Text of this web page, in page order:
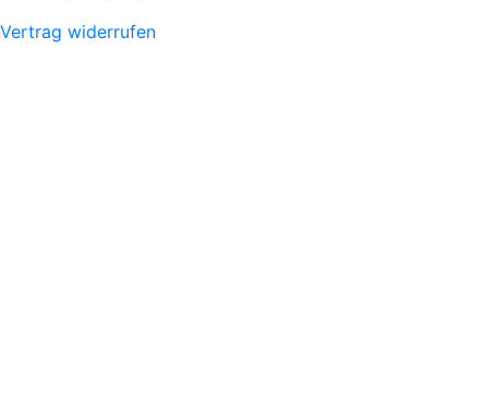
Vertrag widerrufen